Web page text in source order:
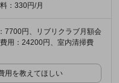
：330円/月
7700円、リブリクラブ月額会
用：24200円、室内清掃費
用を教えてほしい